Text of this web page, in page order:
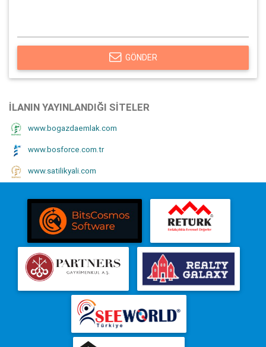
GÖNDER
İLANIN YAYINLANDIĞI SITELER
www.bogazdaemlak.com
www.bosforce.com.tr
www.satilikyali.com